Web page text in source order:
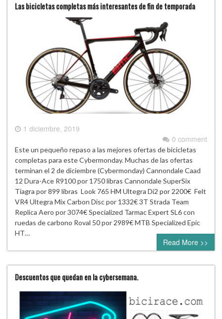
Las bicicletas completas más interesantes de fin de temporada
1 diciembre, 2019
0 comment
Este un pequeño repaso a las mejores ofertas de bicicletas
completas para este Cybermonday. Muchas de las ofertas
terminan el 2 de diciembre (Cybermonday) Cannondale Caad
12 Dura-Ace R9100 por 1750 libras Cannondale SuperSix
Tiagra por 899 libras Look 765 HM Ultegra Di2 por 2200€ Felt
VR4 Ultegra Mix Carbon Disc por 1332€ 3T Strada Team
Replica Aero por 3074€ Specialized Tarmac Expert SL6 con
ruedas de carbono Roval 50 por 2989€ MTB Specialized Epic
HT…
Read More >>
Descuentos que quedan en la cybersemana.